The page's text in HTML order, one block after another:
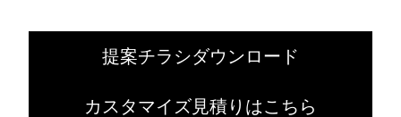
提案チラシダウンロード
カスタマイズ見積りはこちら